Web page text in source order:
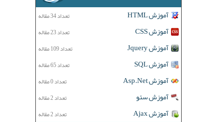
آموزش HTML
تعداد 34 مقاله
آموزش CSS تعداد 23 مقاله
آموزش Jquery تعداد 109 مقاله
آموزش SQL تعداد 65 مقاله
آموزش Asp.Net تعداد 0 مقاله
آموزش سئو تعداد 2 مقاله
آموزش Ajax تعداد 2 مقاله